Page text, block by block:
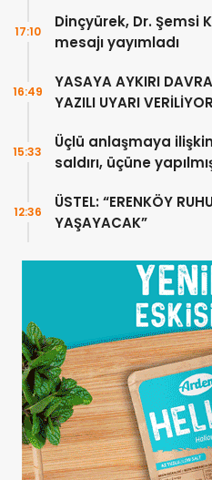
Dinçyürek, Dr. Şemsi
mesajı yayımladı
17:10
YASAYA AYKIRI
YAZILI UYARI VERİLİYOR
16:49
Üçlü anlaşmaya
saldırı, üçüne
15:33
ÜSTEL: “ERENKÖY
YAŞAYACAK”
12:36